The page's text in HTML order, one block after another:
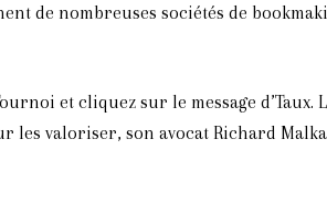
de nombreuses sociétés de
et cliquez sur le message
valoriser, son avocat Richard